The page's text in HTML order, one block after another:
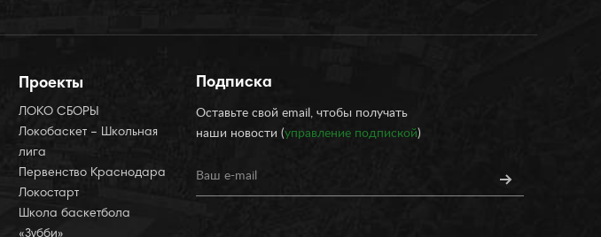
Проекты
ЛОКО СБОРЫ
Локобаскет – Школьная
лига
Первенство Краснодара
Локостарт
Школа баскетбола
«Зубби»
Подписка
Оставьте свой email, чтобы получать
наши новости (управление подпиской)